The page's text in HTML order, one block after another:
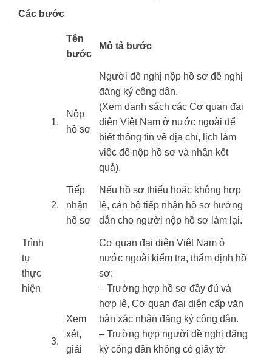
Các bước
Trình
tự
thực
hiện ​
​Tên
bước
Mô tả bước
​1.
​​Nộp
hồ sơ
​Người đề nghị nộp hồ sơ đề nghị
đăng ký công dân.
(Xem danh sách các Cơ quan đại
diện Việt Nam ở nước ngoài để
biết thông tin về địa chỉ, lịch làm
việc để nộp hồ sơ và nhận kết
quả).
​2.
Tiếp
nhận
hồ sơ
Nếu hồ sơ thiếu hoặc không hợp
lệ, cán bộ tiếp nhận hồ sơ hướng
dẫn cho người nộp hồ sơ làm lại.
3.
Xem
xét,
giải
Cơ quan đại diện Việt Nam ở
nước ngoài kiểm tra, thẩm định hồ
sơ:
– Trường hợp hồ sơ đầy đủ và
hợp lệ, Cơ quan đại diện cấp văn
bản xác nhận đăng ký công dân.
– Trường hợp người đề nghị đăng
ký công dân không có giấy tờ